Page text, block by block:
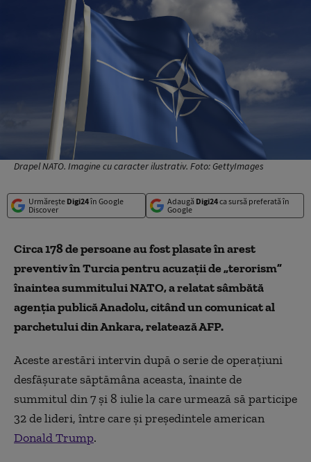
Drapel NATO. Imagine cu caracter ilustrativ. Foto: GettyImages
Urmărește Digi24în Google
Discover
Adaugă Digi24ca sursă preferată în
Google
Circa 178 de persoane au fost plasate în arest
preventiv în Turcia pentru acuzaţii de „terorism”
înaintea summitului NATO, a relatat sâmbătă
agenţia publică Anadolu, citând un comunicat al
parchetului din Ankara, relatează AFP.
Aceste arestări intervin după o serie de operaţiuni
desfăşurate săptămâna aceasta, înainte de
summitul din 7 şi 8 iulie la care urmează să participe
32 de lideri, între care şi preşedintele american
Donald Trump.